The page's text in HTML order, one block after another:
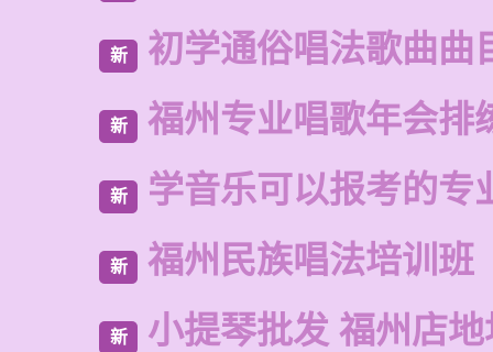
新 初学通俗唱法歌曲曲
新 福州专业唱歌年会排
新 学音乐可以报考的专
新 福州民族唱法培训班
新 小提琴批发 福州店